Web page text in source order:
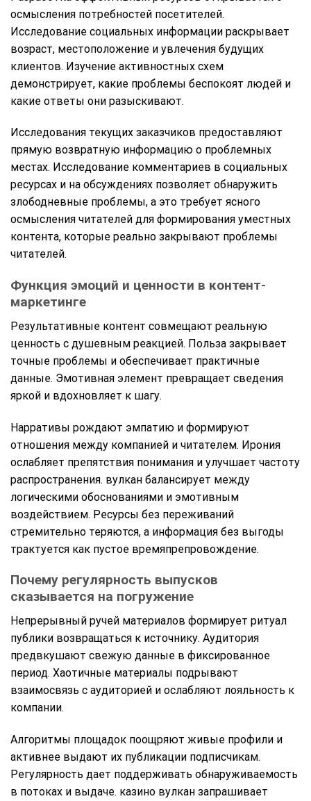
осмысления потребностей посетителей.
Исследование социальных информации раскрывает
возраст, местоположение и увлечения будущих
клиентов. Изучение активностных схем
демонстрирует, какие проблемы беспокоят людей и
какие ответы они разыскивают.
Исследования текущих заказчиков предоставляют
прямую возвратную информацию о проблемных
местах. Исследование комментариев в социальных
ресурсах и на обсуждениях позволяет обнаружить
злободневные проблемы, а это требует ясного
осмысления читателей для формирования уместных
контента, которые реально закрывают проблемы
читателей.
Функция эмоций и ценности в контент-
маркетинге
Результативные контент совмещают реальную
ценность с душевным реакцией. Польза закрывает
точные проблемы и обеспечивает практичные
данные. Эмотивная элемент превращает сведения
яркой и вдохновляет к шагу.
Нарративы рождают эмпатию и формируют
отношения между компанией и читателем. Ирония
ослабляет препятствия понимания и улучшает частоту
распространения. вулкан балансирует между
логическими обоснованиями и эмотивным
воздействием. Ресурсы без переживаний
стремительно теряются, а информация без выгоды
трактуется как пустое времяпрепровождение.
Почему регулярность выпусков
сказывается на погружение
Непрерывный ручей материалов формирует ритуал
публики возвращаться к источнику. Аудитория
предвкушают свежую данные в фиксированное
период. Хаотичные материалы подрывают
взаимосвязь с аудиторией и ослабляют лояльность к
компании.
Алгоритмы площадок поощряют живые профили и
активнее выдают их публикации подписчикам.
Регулярность дает поддерживать обнаруживаемость
в потоках и выдаче. казино вулкан запрашивает